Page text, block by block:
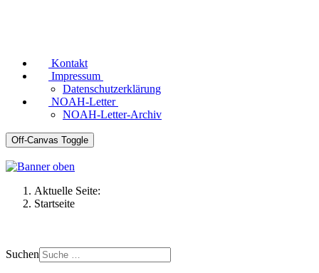
Kontakt
Impressum
Datenschutzerklärung
NOAH-Letter
NOAH-Letter-Archiv
Off-Canvas Toggle
Aktuelle Seite:
Startseite
Suchen